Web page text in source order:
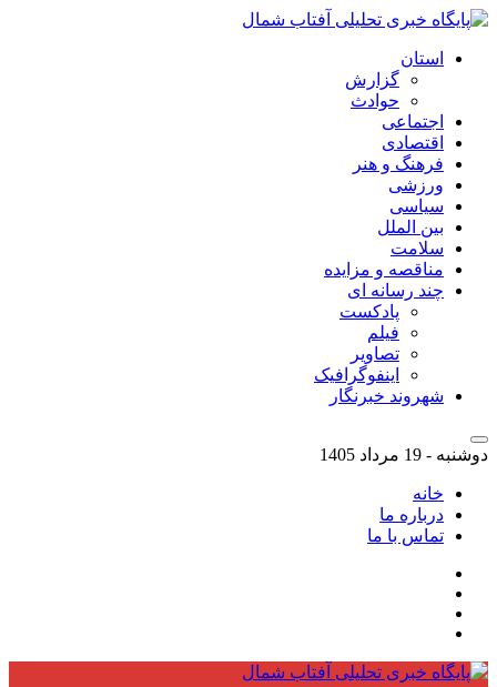
استان
گزارش
حوادث
اجتماعی
اقتصادی
فرهنگ و هنر
ورزشی
سیاسی
بین الملل
سلامت
مناقصه و مزایده
چند رسانه ای
پادکست
فیلم
تصاویر
اینفوگرافیک
شهروند خبرنگار
دوشنبه - 19 مرداد 1405
خانه
درباره ما
تماس با ما